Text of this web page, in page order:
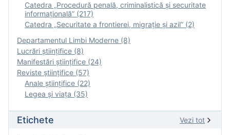
Catedra „Procedură penală, criminalistică și securitate
informațională” (217)
Catedra „Securitate a frontierei, migrație și azil” (2)
Departamentul Limbi Moderne (8)
Lucrări științifice (8)
Manifestări ştiinţifice (24)
Reviste ştiinţifice (57)
Anale ştiinţifice (22)
Legea şi viaţa (35)
Etichete Vezi tot